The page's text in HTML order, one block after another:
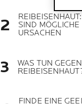
SIND MÖGLICHE
URSACHEN
WAS TUN GEGEN
FINDE EINE